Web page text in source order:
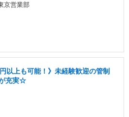
京営業部
以上も可能！》未経験歓迎の管制
充実☆